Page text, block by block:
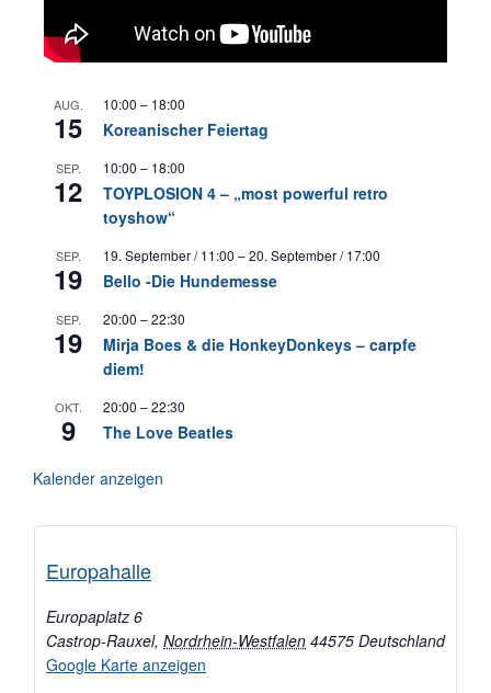
AUG.
15
10:00 – 18:00
Koreanischer Feiertag
SEP.
12
10:00 – 18:00
TOYPLOSION 4 – „most powerful retro
toyshow“
SEP.
19
19. September / 11:00 –20. September / 17:00
Bello -Die Hundemesse
SEP.
19
20:00 –22:30
Mirja Boes & die HonkeyDonkeys – carpfe
diem!
OKT.
9
20:00 –22:30
The Love Beatles
Kalender anzeigen
Europahalle
Europaplatz 6
Castrop-Rauxel, Nordrhein-Westfalen 44575 Deutschland
Google Karte anzeigen